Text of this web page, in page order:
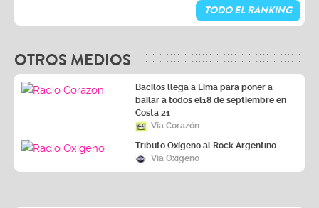
TODO EL RANKING
OTROS MEDIOS
Bacilos llega a Lima para poner a
bailar a todos el18 de septiembre en
Costa 21
Vía Corazón
Tributo Oxígeno al Rock Argentino
Vía Oxígeno